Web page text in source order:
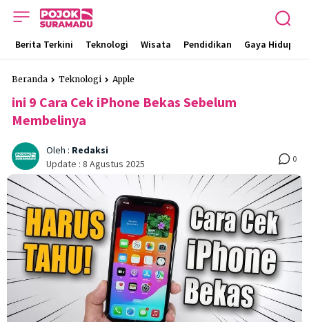
Berita Terkini Teknologi Wisata Pendidikan Gaya Hidup
Beranda Teknologi Apple
ini 9 Cara Cek iPhone Bekas Sebelum
Membelinya
Oleh : Redaksi
Update : 8 Agustus 2025 0